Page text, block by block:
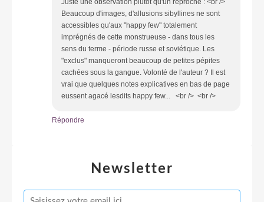
Beaucoup d'images, d'allusions sibyllines ne sont
accessibles qu'aux "happy few" totalement
imprégnés de cette monstrueuse - dans tous les
sens du terme - période russe et soviétique. Les
"exclus" manqueront beaucoup de petites pépites
cachées sous la gangue. Volonté de l'auteur ? Il est
vrai que quelques notes explicatives en bas de page
eussent agacé lesdits happy few... <br /> <br />
Répondre
Newsletter